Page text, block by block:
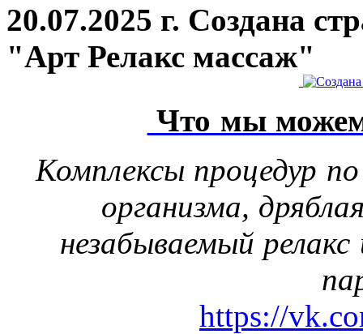
20.07.2025 г. Создана
"Арт Релакс массаж"
Что мы
Комплексы процедур
организма,
незабываемый
https://